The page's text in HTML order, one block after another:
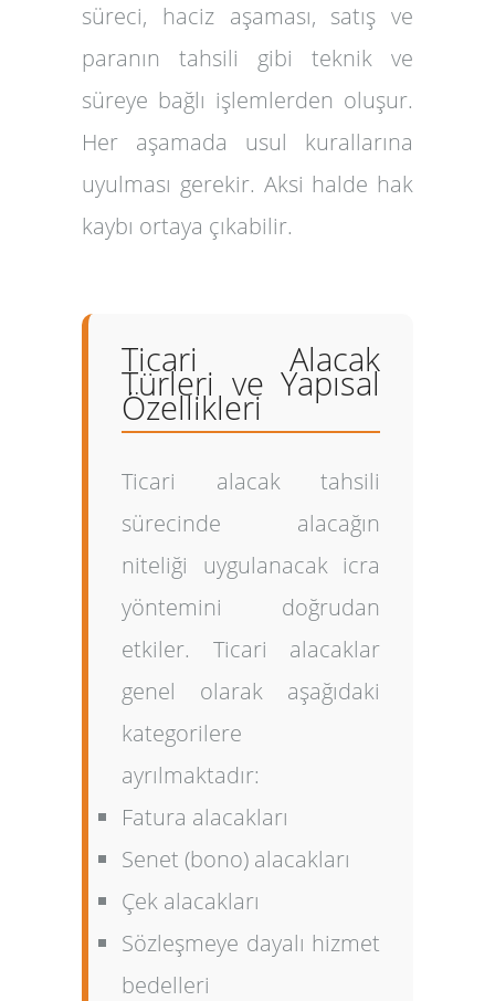
süreci, haciz aşaması, satış ve
paranın tahsili gibi teknik ve
süreye bağlı işlemlerden oluşur.
Her aşamada usul kurallarına
uyulması gerekir. Aksi halde hak
kaybı ortaya çıkabilir.
Ticari Alacak
Türleri ve Yapısal
Özellikleri
Ticari alacak tahsili
sürecinde alacağın
niteliği uygulanacak icra
yöntemini doğrudan
etkiler. Ticari alacaklar
genel olarak aşağıdaki
kategorilere
ayrılmaktadır:
Fatura alacakları
Senet (bono) alacakları
Çek alacakları
Sözleşmeye dayalı hizmet
bedelleri